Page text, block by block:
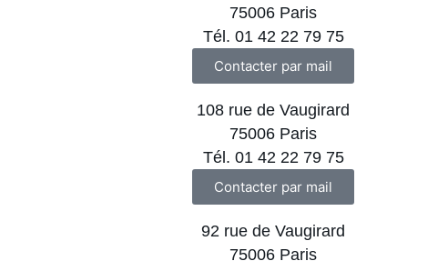
75006 Paris
Tél. 01 42 22 79 75
Contacter par mail
108 rue de Vaugirard
75006 Paris
Tél. 01 42 22 79 75
Contacter par mail
92 rue de Vaugirard
75006 Paris